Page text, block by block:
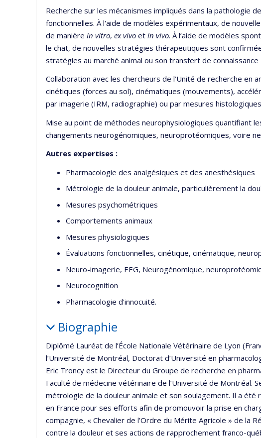
Recherche sur les mécanismes impliqués dans la pathologie
fonctionnelles. À l'aide de modèles expérimentaux, de
de manière in vitro, ex vivo et in vivo. À l’aide de modèles
le chat, de nouvelles stratégies thérapeutiques sont
stratégies au marché animal ou son transfert de
Collaboration avec les chercheurs de l’Unité de recherche en
cinétiques (forces au sol), cinématiques (mouvements),
par imagerie (IRM, radiographie) ou par mesures
Mise au point de méthodes neurophysiologiques quantifiant
changements neurogénomiques, neuroprotéomiques, voire
Autres expertises :
Pharmacologie des analgésiques et des anesthésiques
Métrologie de la douleur animale, particulièrement la
Mesures psychométriques
Comportements animaux
Mesures physiologiques
Évaluations fonctionnelles, cinétique, cinématique,
Neuro-imagerie, EEG, Neurogénomique,
Neurocognition
Pharmacologie d'innocuité.
Biographie
Diplômé Lauréat de l’École Nationale Vétérinaire de Lyon
l’Université de Montréal, Doctorat d’Université en
Eric Troncy est le Directeur du Groupe de recherche en
Faculté de médecine vétérinaire de l’Université de Montréal.
métrologie de la douleur animale et son soulagement. Il a été
en France pour ses efforts afin de promouvoir la prise en
compagnie, « Chevalier de l’Ordre du Mérite Agricole » de la
contre la douleur et ses actions de rapprochement franco-